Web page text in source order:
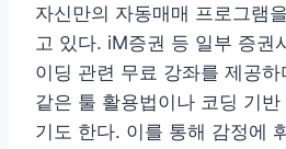
자신만의 자동매매 프로그램
고 있다. iM증권 등 일부 증권
이딩 관련 무료 강좌를 제공
같은 툴 활용법이나 코딩 기
기도 한다. 이를 통해 감정에